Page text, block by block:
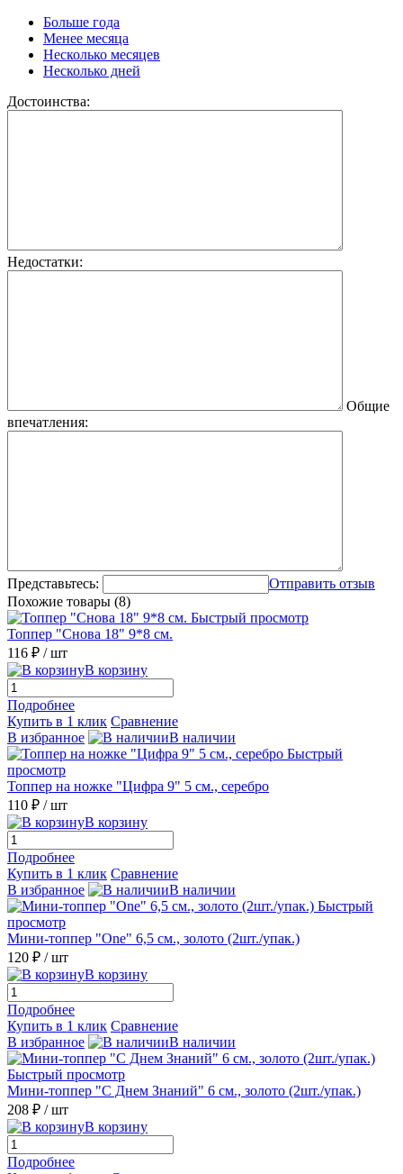
Больше года
Менее месяца
Несколько месяцев
Несколько дней
Достоинства:
Недостатки:
Общие
впечатления:
Представьтесь:
Отправить отзыв
Похожие товары (8)
Быстрый просмотр
Топпер "Снова 18" 9*8 см.
116 ₽ / шт
В корзину
Подробнее
Купить в 1 клик Сравнение
В избранное
В наличии
Быстрый
просмотр
Топпер на ножке "Цифра 9" 5 см., серебро
110 ₽ / шт
В корзину
Подробнее
Купить в 1 клик Сравнение
В избранное
В наличии
Быстрый
просмотр
Мини-топпер "One" 6,5 см., золото (2шт./упак.)
120 ₽ / шт
В корзину
Подробнее
Купить в 1 клик Сравнение
В избранное
В наличии
Быстрый просмотр
Мини-топпер "С Днем Знаний" 6 см., золото (2шт./упак.)
208 ₽ / шт
В корзину
Подробнее